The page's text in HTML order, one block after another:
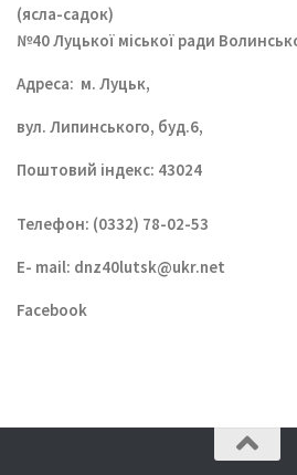
(ясла-садок)
№40 Луцької міської ради
Aдреса: м. Луцьк,
вул. Липинського, буд.6,
Поштовий індекс: 43024
Телефон: (0332) 78-02-53
E- mail: dnz40lutsk@ukr.net
Facebook